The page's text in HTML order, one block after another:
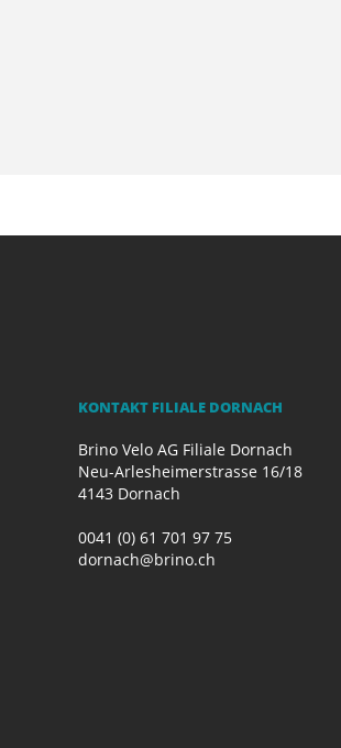
KONTAKT FILIALE DORNACH
Brino Velo AG Filiale Dornach
Neu-Arlesheimerstrasse 16/18
4143 Dornach
0041 (0) 61 701 97 75
dornach@brino.ch